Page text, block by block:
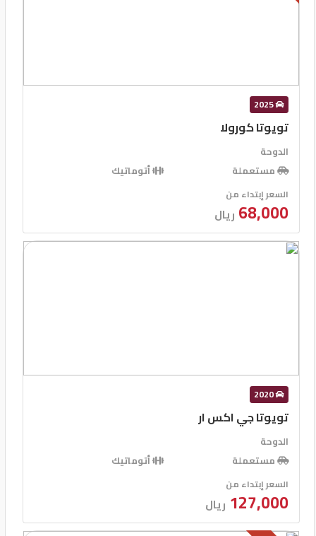
2025
تويوتا كورولا
الدوحة
مستعملة
أتوماتيك
السعر إبتداء من
68,000 ريال
2020
تويوتا جي اكس ار
الدوحة
مستعملة
أتوماتيك
السعر إبتداء من
127,000 ريال